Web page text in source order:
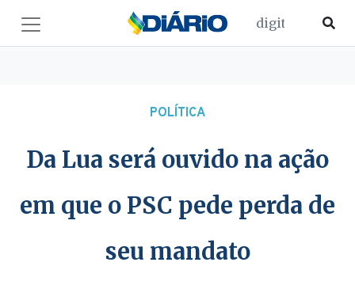
POLÍTICA
Da Lua será ouvido na ação
em que o PSC pede perda de
seu mandato